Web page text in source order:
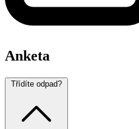
Anketa
Třídíte odpad?